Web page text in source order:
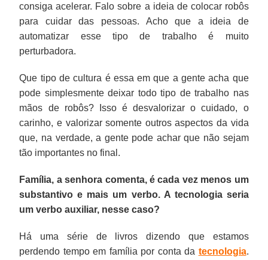
consiga acelerar. Falo sobre a ideia de colocar robôs
para cuidar das pessoas. Acho que a ideia de
automatizar esse tipo de trabalho é muito
perturbadora.
Que tipo de cultura é essa em que a gente acha que
pode simplesmente deixar todo tipo de trabalho nas
mãos de robôs? Isso é desvalorizar o cuidado, o
carinho, e valorizar somente outros aspectos da vida
que, na verdade, a gente pode achar que não sejam
tão importantes no final.
Família, a senhora comenta, é cada vez menos um
substantivo e mais um verbo. A tecnologia seria
um verbo auxiliar, nesse caso?
Há uma série de livros dizendo que estamos
perdendo tempo em família por conta da tecnologia.